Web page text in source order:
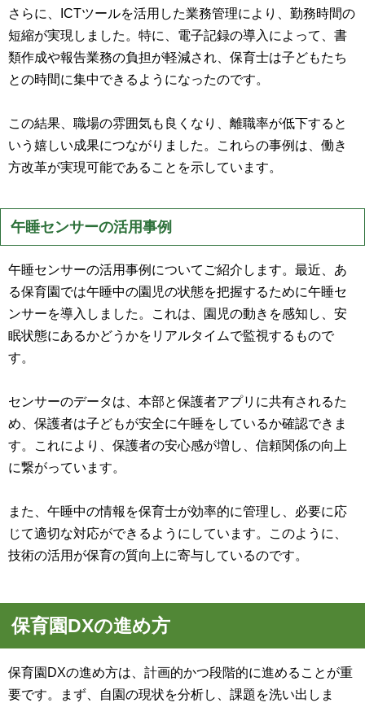
さらに、ICTツールを活用した業務管理により、勤務時間の
短縮が実現しました。特に、電子記録の導入によって、書
類作成や報告業務の負担が軽減され、保育士は子どもたち
との時間に集中できるようになったのです。
この結果、職場の雰囲気も良くなり、離職率が低下すると
いう嬉しい成果につながりました。これらの事例は、働き
方改革が実現可能であることを示しています。
午睡センサーの活用事例
午睡センサーの活用事例についてご紹介します。最近、あ
る保育園では午睡中の園児の状態を把握するために午睡セ
ンサーを導入しました。これは、園児の動きを感知し、安
眠状態にあるかどうかをリアルタイムで監視するもので
す。
センサーのデータは、本部と保護者アプリに共有されるた
め、保護者は子どもが安全に午睡をしているか確認できま
す。これにより、保護者の安心感が増し、信頼関係の向上
に繋がっています。
また、午睡中の情報を保育士が効率的に管理し、必要に応
じて適切な対応ができるようにしています。このように、
技術の活用が保育の質向上に寄与しているのです。
保育園DXの進め方
保育園DXの進め方は、計画的かつ段階的に進めることが重
要です。まず、自園の現状を分析し、課題を洗い出しま